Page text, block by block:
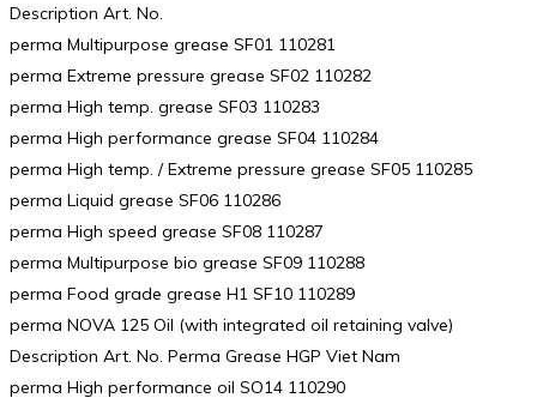
Description Art. No.
perma Multipurpose grease SF01 110281
perma Extreme pressure grease SF02 110282
perma High temp. grease SF03 110283
perma High performance grease SF04 110284
perma High temp. / Extreme pressure grease SF05 110285
perma Liquid grease SF06 110286
perma High speed grease SF08 110287
perma Multipurpose bio grease SF09 110288
perma Food grade grease H1 SF10 110289
perma NOVA 125 Oil (with integrated oil retaining valve)
Description Art. No. Perma Grease HGP Viet Nam
perma High performance oil SO14 110290